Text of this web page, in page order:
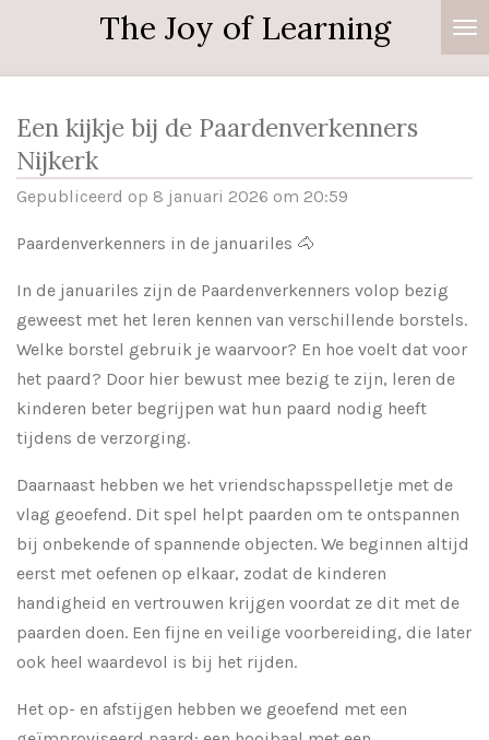
hoofdinhoud
The Joy of Learning
Een kijkje bij de Paardenverkenners
Nijkerk
Gepubliceerd op 8 januari 2026 om 20:59
Paardenverkenners in de januariles 🐴
In de januariles zijn de Paardenverkenners volop bezig
geweest met het leren kennen van verschillende borstels.
Welke borstel gebruik je waarvoor? En hoe voelt dat voor
het paard? Door hier bewust mee bezig te zijn, leren de
kinderen beter begrijpen wat hun paard nodig heeft
tijdens de verzorging.
Daarnaast hebben we het vriendschapsspelletje met de
vlag geoefend. Dit spel helpt paarden om te ontspannen
bij onbekende of spannende objecten. We beginnen altijd
eerst met oefenen op elkaar, zodat de kinderen
handigheid en vertrouwen krijgen voordat ze dit met de
paarden doen. Een fijne en veilige voorbereiding, die later
ook heel waardevol is bij het rijden.
Het op- en afstijgen hebben we geoefend met een